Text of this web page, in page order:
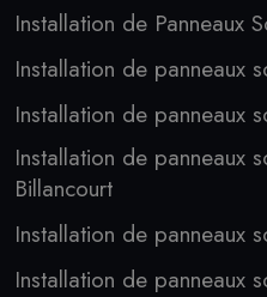
Installation de Panneaux
Installation de panneaux
Installation de panneaux
Installation de panneaux
Billancourt
Installation de panneaux
Installation de panneaux